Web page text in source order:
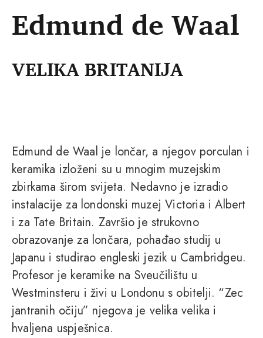
Edmund de Waal
VELIKA BRITANIJA
Edmund de Waal je lončar, a njegov porculan i
keramika izloženi su u mnogim muzejskim
zbirkama širom svijeta. Nedavno je izradio
instalacije za londonski muzej Victoria i Albert
i za Tate Britain. Završio je strukovno
obrazovanje za lončara, pohađao studij u
Japanu i studirao engleski jezik u Cambridgeu.
Profesor je keramike na Sveučilištu u
Westminsteru i živi u Londonu s obitelji. “Zec
jantranih očiju” njegova je velika velika i
hvaljena uspješnica.